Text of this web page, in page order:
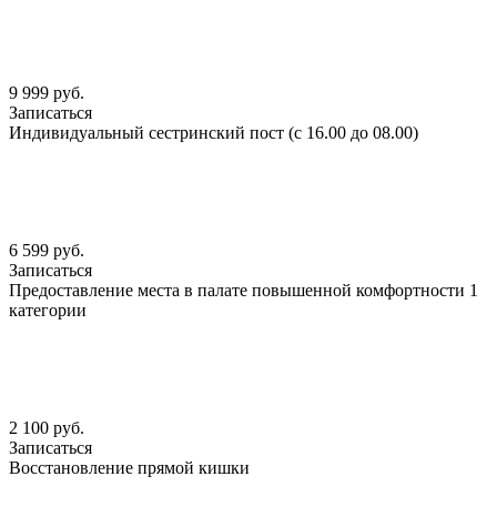
9 999 руб.
Записаться
Индивидуальный сестринский пост (с 16.00 до 08.00)
6 599 руб.
Записаться
Предоставление места в палате повышенной комфортности 1
категории
2 100 руб.
Записаться
Восстановление прямой кишки